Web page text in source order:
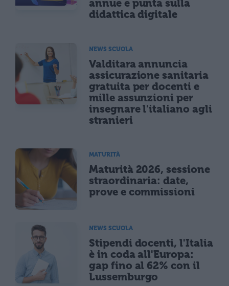
annue e punta sulla
didattica digitale
NEWS SCUOLA
Valditara annuncia
assicurazione sanitaria
gratuita per docenti e
mille assunzioni per
insegnare l'italiano agli
stranieri
MATURITÀ
Maturità 2026, sessione
straordinaria: date,
prove e commissioni
NEWS SCUOLA
Stipendi docenti, l'Italia
è in coda all'Europa:
gap fino al 62% con il
Lussemburgo